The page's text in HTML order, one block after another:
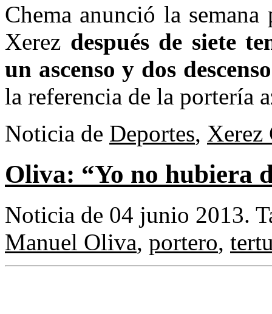
Chema anunció la
Xerez después de siete
un ascenso y dos
la referencia de la portería
Noticia de Deportes, Xerez
Oliva: “Yo no hubiera
Noticia de 04 junio 2013.
Manuel Oliva, portero,